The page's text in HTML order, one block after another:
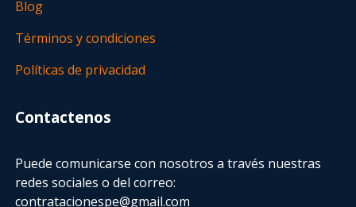
Blog
Términos y condiciones
Políticas de privacidad
Contactenos
Puede comunicarse con nosotros a través nuestras
redes sociales o del correo:
contratacionespe@gmail.com